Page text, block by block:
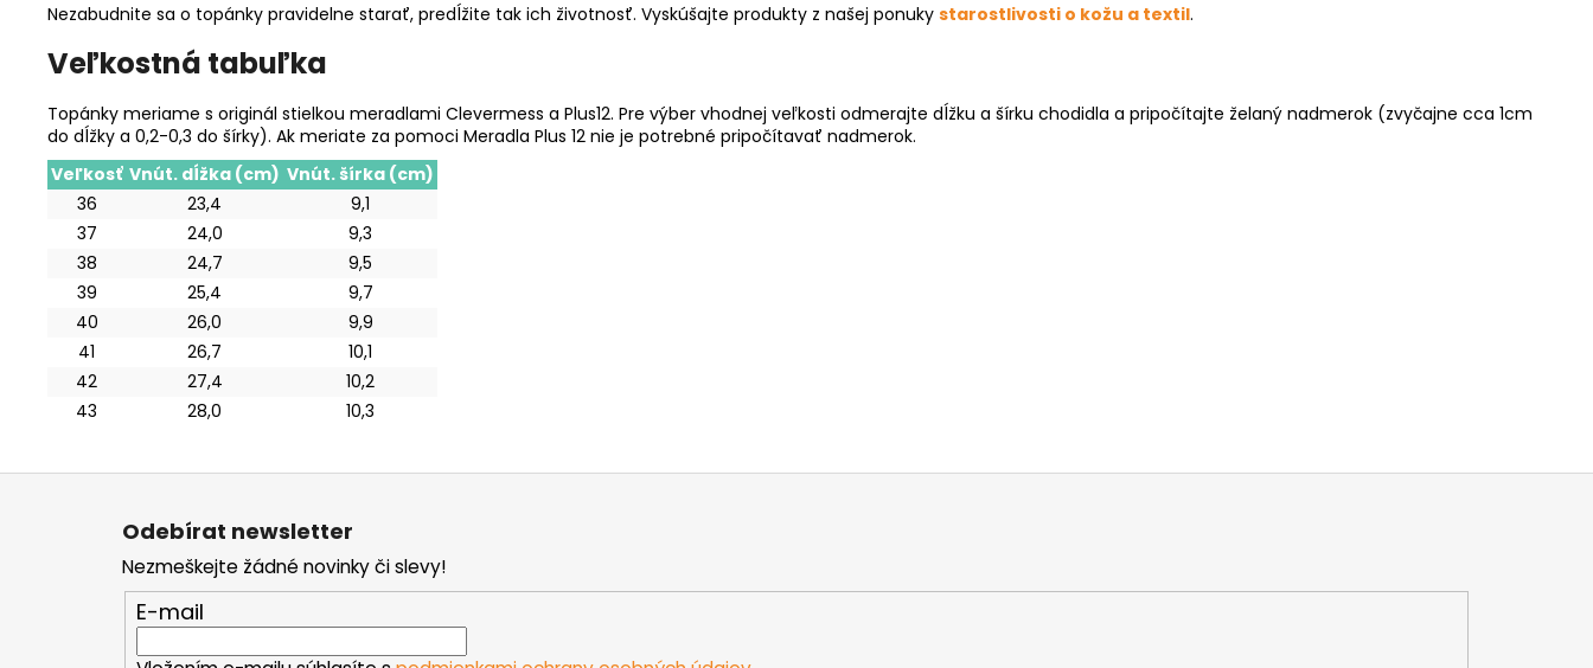
Nezabudnite sa o topánky pravidelne starať, predĺžite tak ich životnosť. Vyskúšajte produkty z našej ponuky starostlivosti o kožu a textil.
Veľkostná tabuľka
Topánky meriame s originál stielkou meradlami Clevermess a Plus12. Pre výber vhodnej veľkosti odmerajte dĺžku a šírku chodidla a pripočítajte želaný nadmerok (zvyčajne cca 1cm
do dĺžky a 0,2-0,3 do šírky). Ak meriate za pomoci Meradla Plus 12 nie je potrebné pripočítavať nadmerok.
Veľkosť Vnút. dĺžka (cm) Vnút. šírka (cm)
36
23,4
9,1
37
24,0
9,3
38
24,7
9,5
39
25,4
9,7
40
26,0
9,9
41
26,7
10,1
42
27,4
10,2
43
28,0 10,3
Odebírat newsletter
Nezmeškejte žádné novinky či slevy!
E-mail